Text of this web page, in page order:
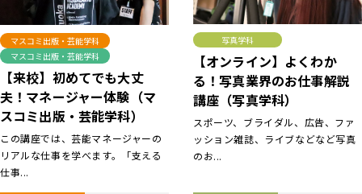
マスコミ出版・芸能学科
マスコミ出版・芸能学科
【来校】初めてでも大丈
夫！マネージャー体験（マ
スコミ出版・芸能学科）
この講座では、芸能マネージャーの
リアルな仕事を学べます。「支える
仕事...
写真学科
【オンライン】よくわか
る！写真業界のお仕事解説
講座（写真学科）
スポーツ、ブライダル、広告、ファ
ッション雑誌、ライブなどなど写真
のお...